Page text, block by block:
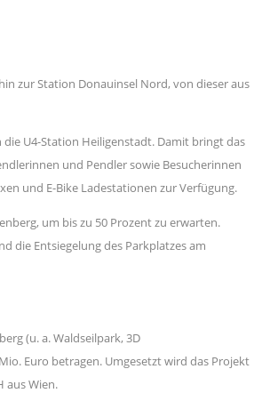
zur Station Donauinsel Nord, von dieser aus
U4-Station Heiligenstadt. Damit bringt das
und Pendler sowie Besucherinnen
und E-Bike Ladestationen zur Verfügung.
um bis zu 50 Prozent zu erwarten.
die Entsiegelung des Parkplatzes am
(u. a. Waldseilpark, 3D
Euro betragen. Umgesetzt wird das Projekt
aus Wien.